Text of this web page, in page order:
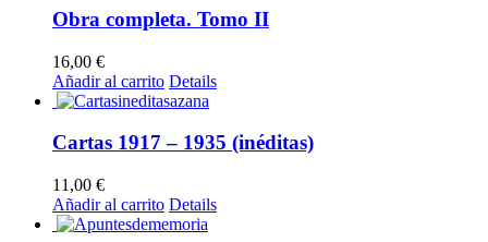
Obra completa. Tomo II
16,00 €
Añadir al carrito Details
Cartas 1917 – 1935 (inéditas)
11,00 €
Añadir al carrito Details